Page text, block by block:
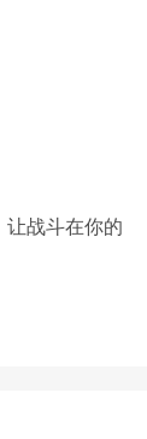
让战斗在你的